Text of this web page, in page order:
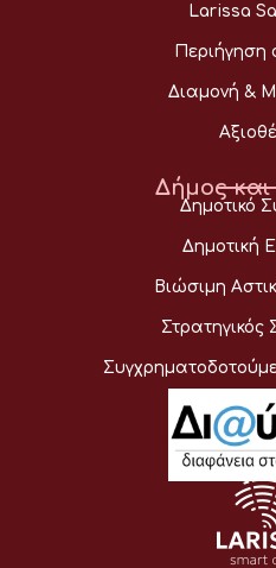
Larissa
Περιήγηση
Διαμονή &
Δήμος και
Δημοτικό
Δημοτική
Βιώσιμη
Στρατηγικός